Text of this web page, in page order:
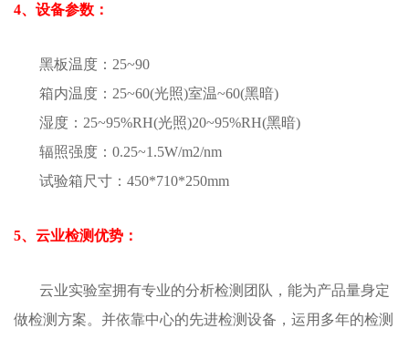
4、设备参数：
黑板温度：25~90
箱内温度：25~60(光照)室温~60(黑暗)
湿度：25~95%RH(光照)20~95%RH(黑暗)
辐照强度：0.25~1.5W/m2/nm
试验箱尺寸：450*710*250mm
5、云业检测优势：
云业实验室拥有专业的分析检测团队，能为产品量身定
做检测方案。并依靠中心的先进检测设备，运用多年的检测